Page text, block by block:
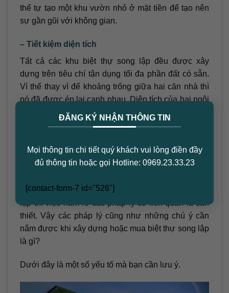
ĐĂNG KÝ NHẬN THÔNG TIN
Mọi thông tin chi tiết quý khách vui lòng điền đầy
đủ thông tin hoặc gọi Hotline: 0969.23.33.23
[contact-form-7 id="526"]
thể tự tạo một khu vườn nhỏ ở mặt tiền để tạo nên
sự gần gũi với không gian.
– Tiết kiệm diện tích
Tất cả các khu biệt thự song lập đều được xây
dựng trên tiêu chí tận dụng tối đa phần đất có sẵn.
Vì thế thay vì để khoảng trống giữa hai căn nhà thì
nó đã được ép lại cạnh nhau. Diện tích của hai ngôi
nhà sẽ được gia tăng. Bên cạnh đó cũng giúp tận
dụng được diện tích để giảm đi phần thiết kế bên
3. Các pháp lý liên quan đến biệt thự
Để tiến hành xây dựng hoặc sở hữu biệt thự song
lập thì việc nắm rõ các pháp lý có liên quan là cần
thiết. Vậy các pháp lý cũng như những chú ý cần
nắm được khi xây dựng hoặc mua biệt thự song lập
là gì?
Dưới đây là một số yếu tố mà bạn cần lưu ý.